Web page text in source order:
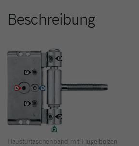
Beschreibung
Haustürtaschenband mit Flügelbolzen